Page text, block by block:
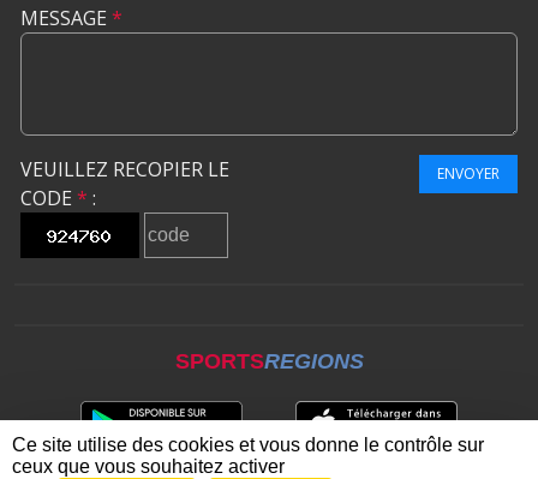
MESSAGE *
VEUILLEZ RECOPIER LE
CODE * :
ENVOYER
SPORTSREGIONS
Ce site utilise des cookies et vous donne le contrôle sur
ceux que vous souhaitez activer